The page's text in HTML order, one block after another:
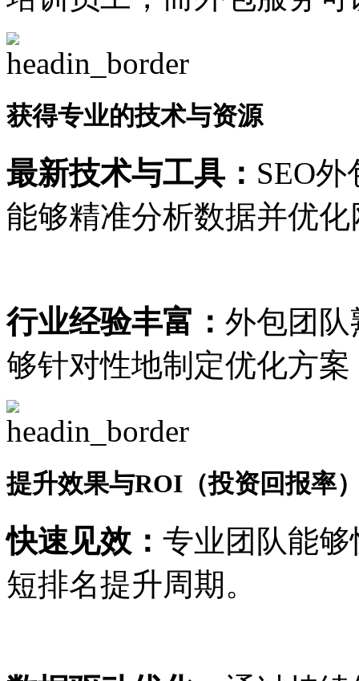
获得专业的技术与资源
最新技术与工具： SEO
能够精准分析数据并优化
行业经验丰富： 外包团队
够针对性地制定优化方
提升效果与ROI（投资回报率
快速见效： 专业团队能
短排名提升周期。